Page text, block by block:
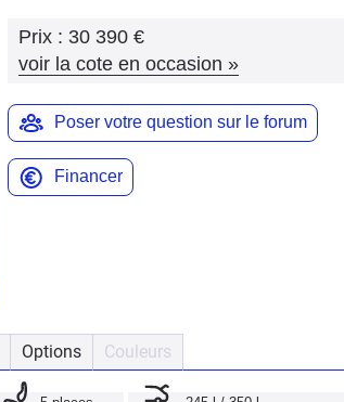
Prix : 30 390 €
voir la cote en occasion »
Poser votre question sur le forum
Financer
Options Couleurs